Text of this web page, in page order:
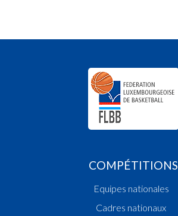
COMPÉTITIONS
Equipes nationales
Cadres nationaux